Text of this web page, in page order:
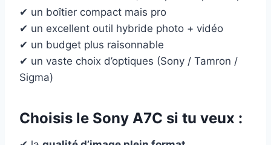
✔ un boîtier compact mais pro
✔ un excellent outil hybride photo + vidéo
✔ un budget plus raisonnable
✔ un vaste choix d’optiques (Sony / Tamron /
Sigma)
Choisis le Sony A7C si tu veux :